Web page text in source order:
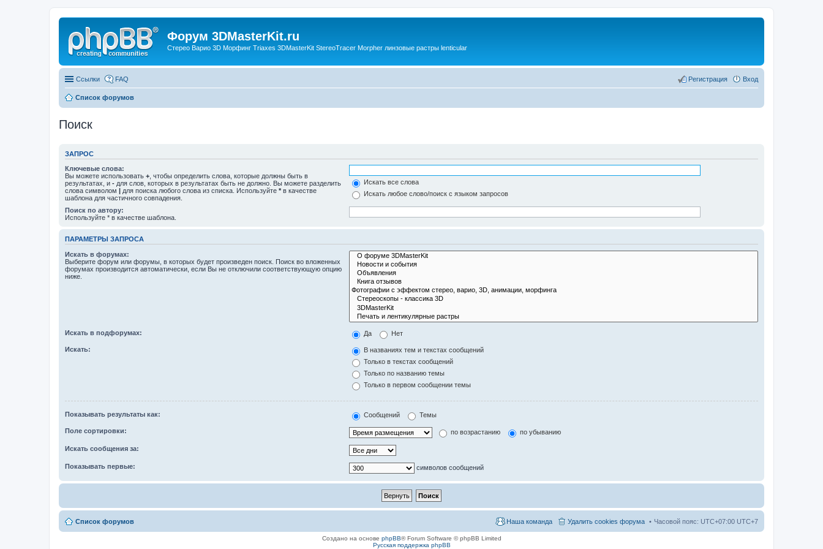
Форум 3DMasterKit.ru
Стерео Варио 3D Морфинг Triaxes 3DMasterKit StereoTracer Morpher линзовые растры lenticular
Ссылки FAQ Вход
Регистрация
Список форумов
Поиск
ЗАПРОС
Ключевые слова:
Вы можете использовать + , чтобы определить слова, которые должны быть в
результатах, и - для слов, которых в результатах быть не должно. Вы можете разделить
слова символом | для поиска любого слова из списка. Используйте * в качестве
шаблона для частичного совпадения.
Искать все слова
Искать любое слово/поиск с языком запросов
Поиск по автору:
Используйте * в качестве шаблона.
ПАРАМЕТРЫ ЗАПРОСА
Искать в форумах:
Выберите форум или форумы, в которых будет произведен поиск. Поиск во вложенных
форумах производится автоматически, если Вы не отключили соответствующую опцию
ниже.
Искать в подфорумах: Да Нет
Искать:
В названиях тем и текстах сообщений
Только в текстах сообщений
Только по названию темы
Только в первом сообщении темы
Показывать результаты как: Сообщений Темы
Поле сортировки: по возрастанию по убыванию
Искать сообщения за:
Показывать первые: символов сообщений
Список форумов Часовой пояс: UTC+07:00 UTC+7
Удалить cookies форума
Наша команда
Создано на основе phpBB® Forum Software © phpBB Limited
Русская поддержка phpBB